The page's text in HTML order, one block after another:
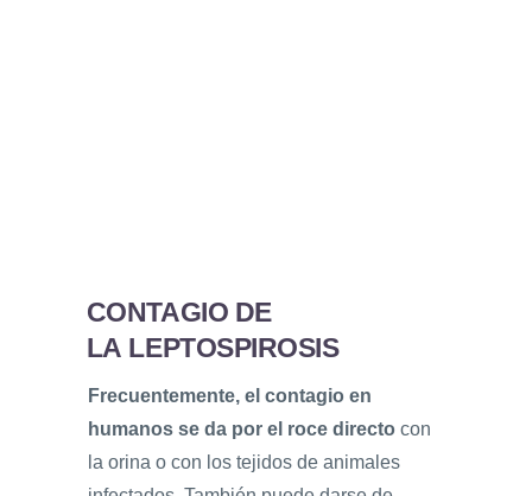
CONTAGIO DE
LA LEPTOSPIROSIS
Frecuentemente, el contagio en
humanos se da por el roce directo con
la orina o con los tejidos de animales